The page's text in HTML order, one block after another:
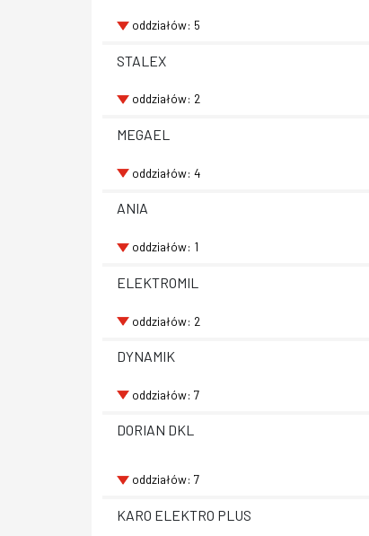
oddziałów: 5
STALEX
oddziałów: 2
MEGAEL
oddziałów: 4
ANIA
oddziałów: 1
ELEKTROMIL
oddziałów: 2
DYNAMIK
oddziałów: 7
DORIAN DKL
oddziałów: 7
KARO ELEKTRO PLUS